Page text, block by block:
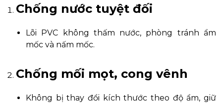
Chống nước tuyệt đối
Lõi PVC không thấm nước, phòng tránh ẩm
mốc và nấm mốc.
Chống mối mọt, cong vênh
Không bị thay đổi kích thước theo độ ẩm, giữ